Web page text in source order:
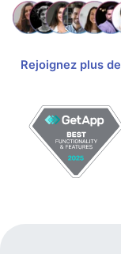
Rejoignez plus